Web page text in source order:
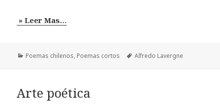
» Leer Mas…
Categorías
Poemas chilenos, Poemas cortos Etiquetas
Alfredo Lavergne
Arte poética